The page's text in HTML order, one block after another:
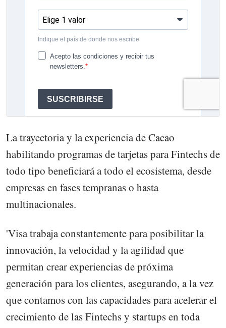
La trayectoria y la experiencia de Cacao
habilitando programas de tarjetas para Fintechs de
todo tipo beneficiará a todo el ecosistema, desde
empresas en fases tempranas o hasta
multinacionales.
'Visa trabaja constantemente para posibilitar la
innovación, la velocidad y la agilidad que
permitan crear experiencias de próxima
generación para los clientes, asegurando, a la vez
que contamos con las capacidades para acelerar el
crecimiento de las Fintechs y startups en toda